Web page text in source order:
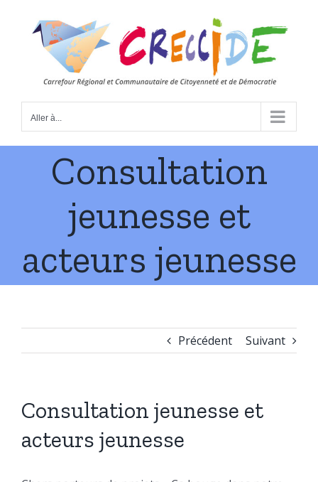
Aller à...
Consultation
jeunesse et
acteurs jeunesse
Précédent Suivant
Consultation jeunesse et
acteurs jeunesse